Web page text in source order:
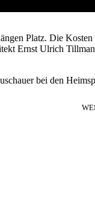
Platz. Die
Ernst Ulrich
bei den